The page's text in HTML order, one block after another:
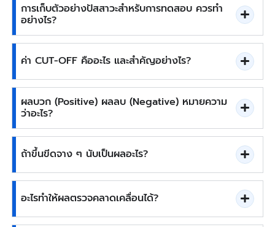
การเก็บตัวอย่างปัสสาวะสำหรับการทดสอบ ควรทำ
อย่างไร?
ค่า CUT-OFF คืออะไร และสำคัญอย่างไร?
ผลบวก (Positive) ผลลบ (Negative) หมายความ
ว่าอะไร?
ถ้าขึ้นขีดจาง ๆ นับเป็นผลอะไร?
อะไรทำให้ผลตรวจคลาดเคลื่อนได้?